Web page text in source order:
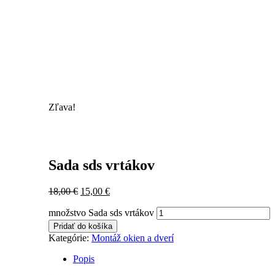
Zľava!
Sada sds vrtákov
18,00€ 15,00 €
množstvo Sada sds vrtákov
Pridať do košíka
Kategórie: Montáž okien a dverí
Popis